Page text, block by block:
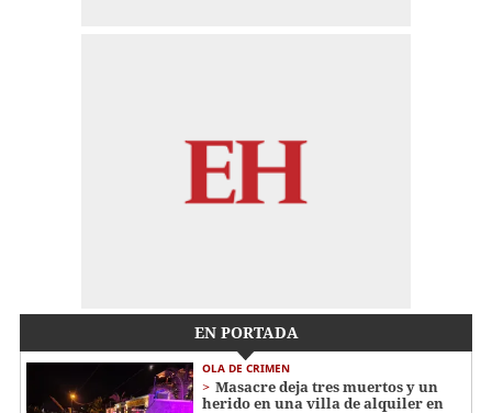
EN PORTADA
OLA DE CRIMEN
Masacre deja tres muertos y un
herido en una villa de alquiler en